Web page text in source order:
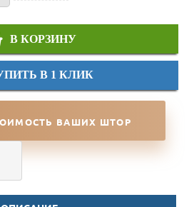
В КОРЗИНУ
В 1 КЛИК
ВАШИХ ШТОР